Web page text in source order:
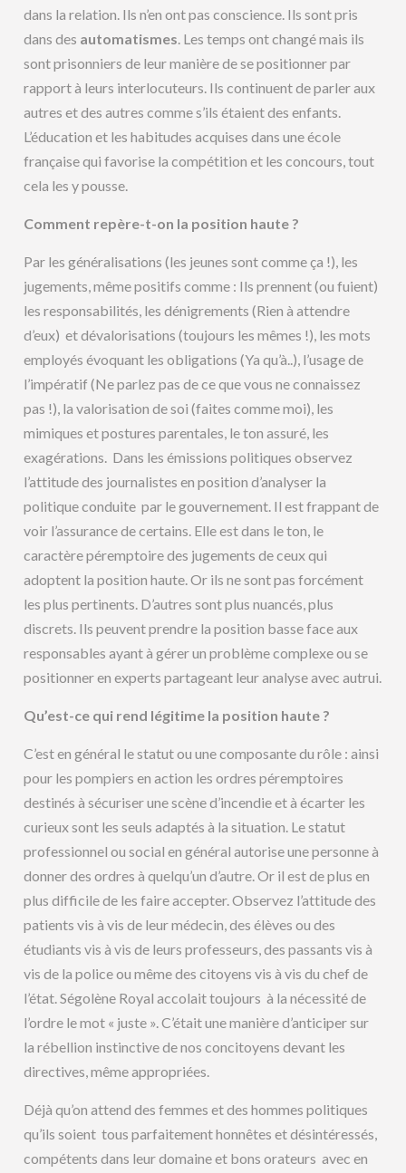
dans la relation. Ils n’en ont pas conscience. Ils sont pris
dans des automatismes. Les temps ont changé mais ils
sont prisonniers de leur manière de se positionner par
rapport à leurs interlocuteurs. Ils continuent de parler aux
autres et des autres comme s’ils étaient des enfants.
L’éducation et les habitudes acquises dans une école
française qui favorise la compétition et les concours, tout
cela les y pousse.
Comment repère-t-on la position haute ?
Par les généralisations (les jeunes sont comme ça !), les
jugements, même positifs comme : Ils prennent (ou fuient)
les responsabilités, les dénigrements (Rien à attendre
d’eux) et dévalorisations (toujours les mêmes !), les mots
employés évoquant les obligations (Ya qu’à..), l’usage de
l’impératif (Ne parlez pas de ce que vous ne connaissez
pas !), la valorisation de soi (faites comme moi), les
mimiques et postures parentales, le ton assuré, les
exagérations. Dans les émissions politiques observez
l’attitude des journalistes en position d’analyser la
politique conduite par le gouvernement. Il est frappant de
voir l’assurance de certains. Elle est dans le ton, le
caractère péremptoire des jugements de ceux qui
adoptent la position haute. Or ils ne sont pas forcément
les plus pertinents. D’autres sont plus nuancés, plus
discrets. Ils peuvent prendre la position basse face aux
responsables ayant à gérer un problème complexe ou se
positionner en experts partageant leur analyse avec autrui.
Qu’est-ce qui rend légitime la position haute ?
C’est en général le statut ou une composante du rôle : ainsi
pour les pompiers en action les ordres péremptoires
destinés à sécuriser une scène d’incendie et à écarter les
curieux sont les seuls adaptés à la situation. Le statut
professionnel ou social en général autorise une personne à
donner des ordres à quelqu’un d’autre. Or il est de plus en
plus difficile de les faire accepter. Observez l’attitude des
patients vis à vis de leur médecin, des élèves ou des
étudiants vis à vis de leurs professeurs, des passants vis à
vis de la police ou même des citoyens vis à vis du chef de
l’état. Ségolène Royal accolait toujours à la nécessité de
l’ordre le mot « juste ». C’était une manière d’anticiper sur
la rébellion instinctive de nos concitoyens devant les
directives, même appropriées.
Déjà qu’on attend des femmes et des hommes politiques
qu’ils soient tous parfaitement honnêtes et désintéressés,
compétents dans leur domaine et bons orateurs avec en